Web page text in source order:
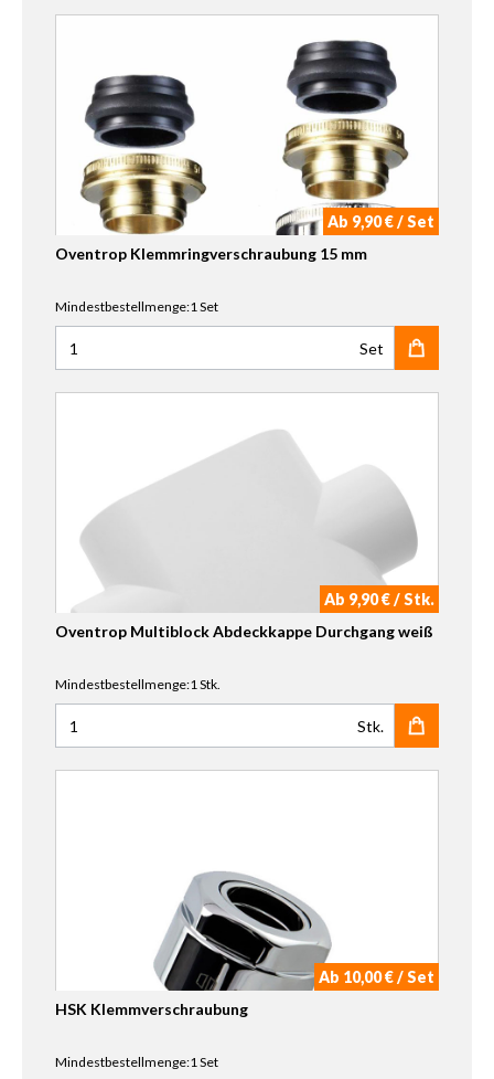
Ab 9,90 € / Set
Oventrop Klemmringverschraubung 15 mm
Mindestbestellmenge:1 Set
Anzahl für Oventrop Klemmringverschraubung 15 mm
Set
Ab 9,90 € / Stk.
Oventrop Multiblock Abdeckkappe Durchgang weiß
Mindestbestellmenge:1 Stk.
Anzahl für Oventrop Multiblock Abdeckkappe
Stk.
Ab 10,00 € / Set
HSK Klemmverschraubung
Mindestbestellmenge:1 Set